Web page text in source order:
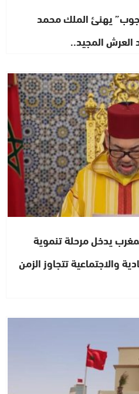
يهنئ الملك محمد
المجيد..
يدخل مرحلة تنموية
والاجتماعية تتجاوز الزمن